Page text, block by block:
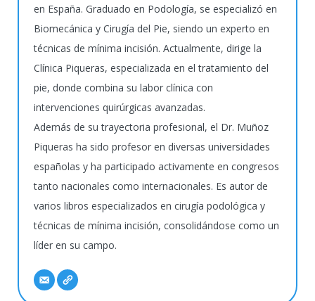
en España. Graduado en Podología, se especializó en
Biomecánica y Cirugía del Pie, siendo un experto en
técnicas de mínima incisión. Actualmente, dirige la
Clínica Piqueras, especializada en el tratamiento del
pie, donde combina su labor clínica con
intervenciones quirúrgicas avanzadas.
Además de su trayectoria profesional, el Dr. Muñoz
Piqueras ha sido profesor en diversas universidades
españolas y ha participado activamente en congresos
tanto nacionales como internacionales. Es autor de
varios libros especializados en cirugía podológica y
técnicas de mínima incisión, consolidándose como un
líder en su campo.